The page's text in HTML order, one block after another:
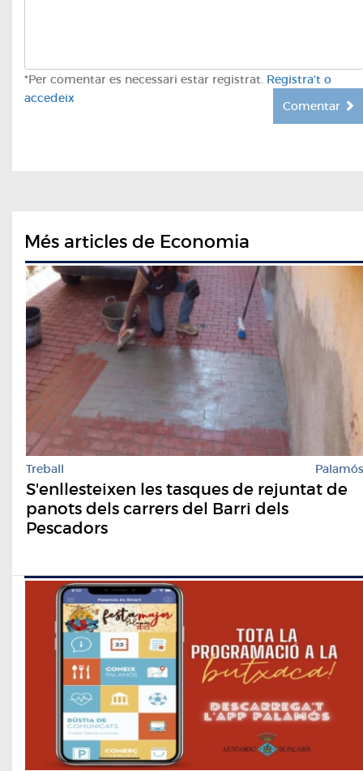
*Per comentar es necessari estar registrat. Registra't o
accedeix
Comentar
Més articles de Economia
Treball Palamós
S'enllesteixen les tasques de rejuntat de
panots dels carrers del Barri dels
Pescadors